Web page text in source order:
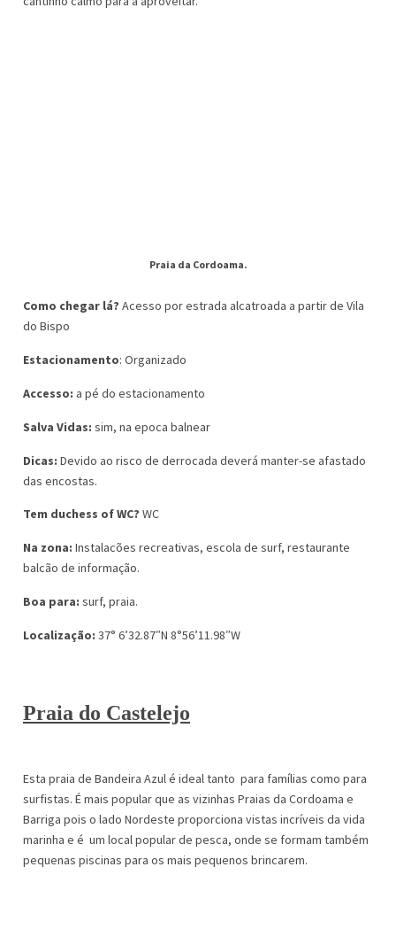
Praia da Cordoama.
Como chegar lá? Acesso por estrada alcatroada a partir de Vila
do Bispo
Estacionamento: Organizado
Accesso: a pé do estacionamento
Salva Vidas: sim, na epoca balnear
Dicas: Devido ao risco de derrocada deverá manter-se afastado
das encostas.
Tem duchess of WC? WC
Na zona: Instalacões recreativas, escola de surf, restaurante
balcão de informação.
Boa para: surf, praia.
Localização: 37° 6’32.87″N 8°56’11.98″W
Praia do Castelejo
Esta praia de Bandeira Azul é ideal tanto para famílias como para
surfistas. É mais popular que as vizinhas Praias da Cordoama e
Barriga pois o lado Nordeste proporciona vistas incríveis da vida
marinha e é um local popular de pesca, onde se formam também
pequenas piscinas para os mais pequenos brincarem.